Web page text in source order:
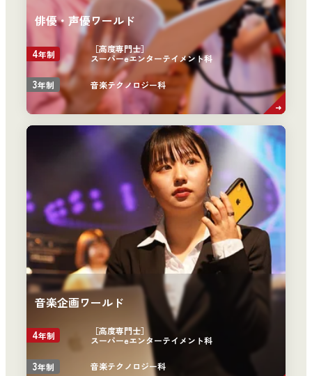
俳優・声優ワールド
4年制
［高度専門士］
スーパーeエンターテイメント科
3年制 音楽テクノロジー科
音楽企画ワールド
4年制
［高度専門士］
スーパーeエンターテイメント科
3年制 音楽テクノロジー科